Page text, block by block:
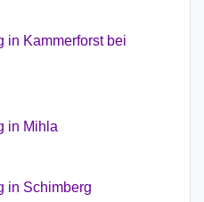
in Kammerforst bei
in Mihla
in Schimberg